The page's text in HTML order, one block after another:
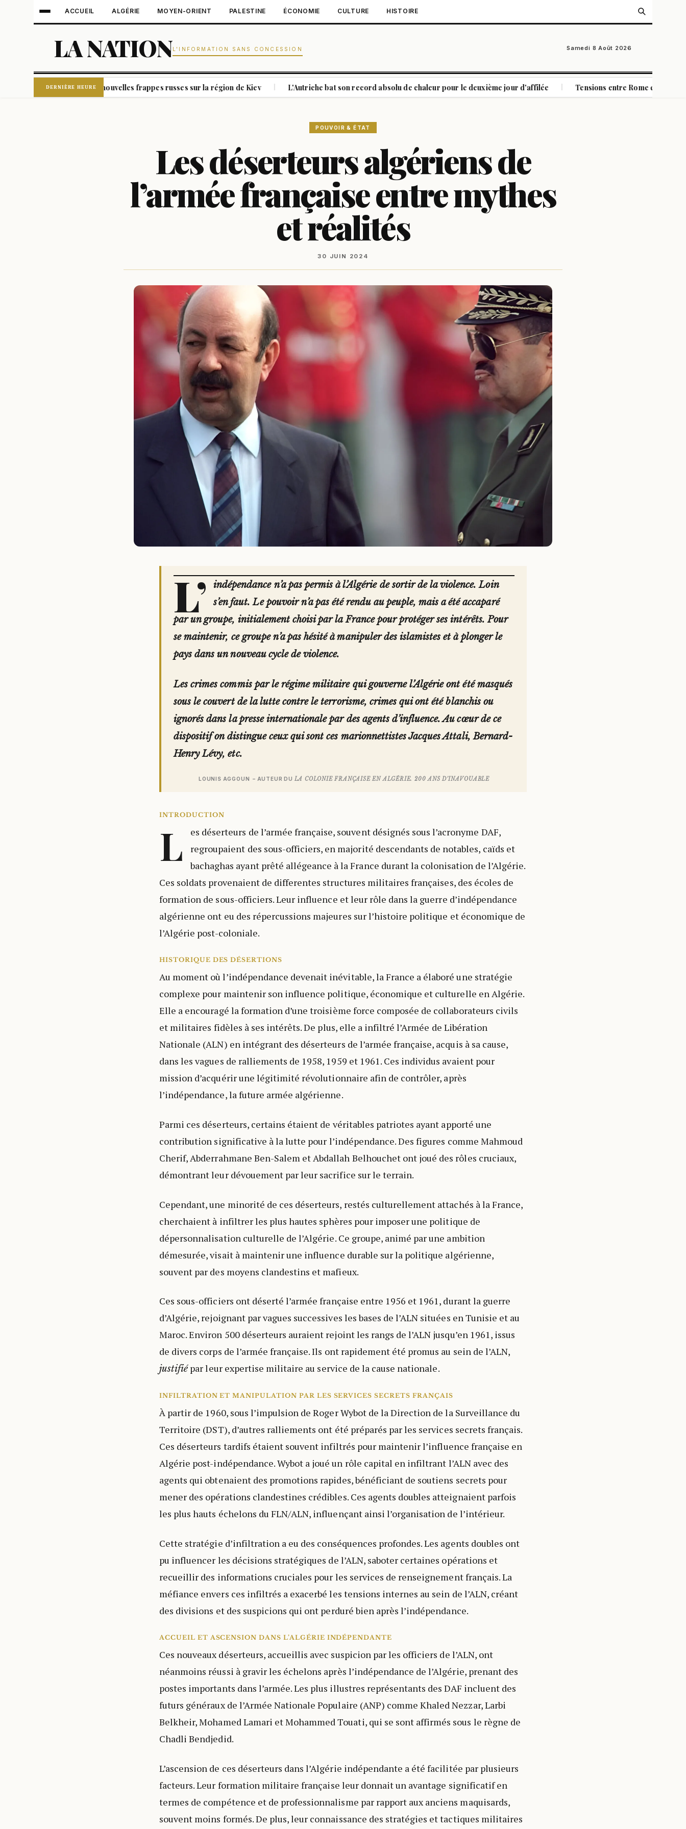
ACCUEIL ALGÉRIE MOYEN-ORIENT PALESTINE ÉCONOMIE CULTURE HISTOIRE
LA NATIONL'INFORMATION SANS CONCESSION Samedi 8 Août 2026
DERNIÈRE HEURE
morts dans de nouvelles frappes russes sur la région de Kiev | L'Autriche bat son record absolu de chaleur pour le deuxième jour d'affilée | Tensions entre Rome et Madrid:
POUVOIR & ÉTAT
Les déserteurs algériens de
l’armée française entre mythes
et réalités
30 JUIN 2024
L’ indépendance n’a pas permis à l’Algérie de sortir de la violence. Loin
s’en faut. Le pouvoir n’a pas été rendu au peuple, mais a été accaparé
par un groupe, initialement choisi par la France pour protéger ses intérêts. Pour
se maintenir, ce groupe n’a pas hésité à manipuler des islamistes et à plonger le
pays dans un nouveau cycle de violence.
Les crimes commis par le régime militaire qui gouverne l’Algérie ont été masqués
sous le couvert de la lutte contre le terrorisme, crimes qui ont été blanchis ou
ignorés dans la presse internationale par des agents d’influence. Au cœur de ce
dispositif on distingue ceux qui sont ces marionnettistes Jacques Attali, Bernard-
Henry Lévy, etc.
LOUNIS AGGOUN – AUTEUR DU LA COLONIE FRANÇAISE EN ALGÉRIE. 200 ANS D’INAVOUABLE
INTRODUCTION
L
es déserteurs de l’armée française, souvent désignés sous l’acronyme DAF,
regroupaient des sous-officiers, en majorité descendants de notables, caïds et
bachaghas ayant prêté allégeance à la France durant la colonisation de l’Algérie.
Ces soldats provenaient de differentes structures militaires françaises, des écoles de
formation de sous-officiers. Leur influence et leur rôle dans la guerre d’indépendance
algérienne ont eu des répercussions majeures sur l’histoire politique et économique de
l’Algérie post-coloniale.
HISTORIQUE DES DÉSERTIONS
Au moment où l’indépendance devenait inévitable, la France a élaboré une stratégie
complexe pour maintenir son influence politique, économique et culturelle en Algérie.
Elle a encouragé la formation d’une troisième force composée de collaborateurs civils
et militaires fidèles à ses intérêts. De plus, elle a infiltré l’Armée de Libération
Nationale (ALN) en intégrant des déserteurs de l’armée française, acquis à sa cause,
dans les vagues de ralliements de 1958, 1959 et 1961. Ces individus avaient pour
mission d’acquérir une légitimité révolutionnaire afin de contrôler, après
l’indépendance, la future armée algérienne.
Parmi ces déserteurs, certains étaient de véritables patriotes ayant apporté une
contribution significative à la lutte pour l’indépendance. Des figures comme Mahmoud
Cherif, Abderrahmane Ben-Salem et Abdallah Belhouchet ont joué des rôles cruciaux,
démontrant leur dévouement par leur sacrifice sur le terrain.
Cependant, une minorité de ces déserteurs, restés culturellement attachés à la France,
cherchaient à infiltrer les plus hautes sphères pour imposer une politique de
dépersonnalisation culturelle de l’Algérie. Ce groupe, animé par une ambition
démesurée, visait à maintenir une influence durable sur la politique algérienne,
souvent par des moyens clandestins et mafieux.
Ces sous-officiers ont déserté l’armée française entre 1956 et 1961, durant la guerre
d’Algérie, rejoignant par vagues successives les bases de l’ALN situées en Tunisie et au
Maroc. Environ 500 déserteurs auraient rejoint les rangs de l’ALN jusqu’en 1961, issus
de divers corps de l’armée française. Ils ont rapidement été promus au sein de l’ALN,
justifiépar leur expertise militaire au service de la cause nationale.
INFILTRATION ET MANIPULATION PAR LES SERVICES SECRETS FRANÇAIS
À partir de 1960, sous l’impulsion de Roger Wybot de la Direction de la Surveillance du
Territoire (DST), d’autres ralliements ont été préparés par les services secrets français.
Ces déserteurs tardifs étaient souvent infiltrés pour maintenir l’influence française en
Algérie post-indépendance. Wybot a joué un rôle capital en infiltrant l’ALN avec des
agents qui obtenaient des promotions rapides, bénéficiant de soutiens secrets pour
mener des opérations clandestines crédibles. Ces agents doubles atteignaient parfois
les plus hauts échelons du FLN/ALN, influençant ainsi l’organisation de l’intérieur.
Cette stratégie d’infiltration a eu des conséquences profondes. Les agents doubles ont
pu influencer les décisions stratégiques de l’ALN, saboter certaines opérations et
recueillir des informations cruciales pour les services de renseignement français. La
méfiance envers ces infiltrés a exacerbé les tensions internes au sein de l’ALN, créant
des divisions et des suspicions qui ont perduré bien après l’indépendance.
ACCUEIL ET ASCENSION DANS L’ALGÉRIE INDÉPENDANTE
Ces nouveaux déserteurs, accueillis avec suspicion par les officiers de l’ALN, ont
néanmoins réussi à gravir les échelons après l’indépendance de l’Algérie, prenant des
postes importants dans l’armée. Les plus illustres représentants des DAF incluent des
futurs généraux de l’Armée Nationale Populaire (ANP) comme Khaled Nezzar, Larbi
Belkheir, Mohamed Lamari et Mohammed Touati, qui se sont affirmés sous le règne de
Chadli Bendjedid.
L’ascension de ces déserteurs dans l’Algérie indépendante a été facilitée par plusieurs
facteurs. Leur formation militaire française leur donnait un avantage significatif en
termes de compétence et de professionnalisme par rapport aux anciens maquisards,
souvent moins formés. De plus, leur connaissance des stratégies et tactiques militaires